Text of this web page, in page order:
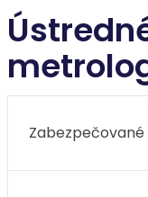
Zabezpečované